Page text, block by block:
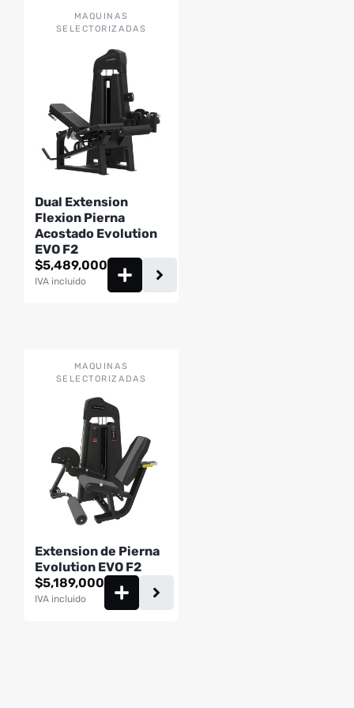
MAQUINAS
SELECTORIZADAS
Dual Extension
Flexion Pierna
Acostado Evolution
EVO F2
$5,489,000
IVA incluido
MAQUINAS
SELECTORIZADAS
Extension de Pierna
Evolution EVO F2
$5,189,000
IVA incluido